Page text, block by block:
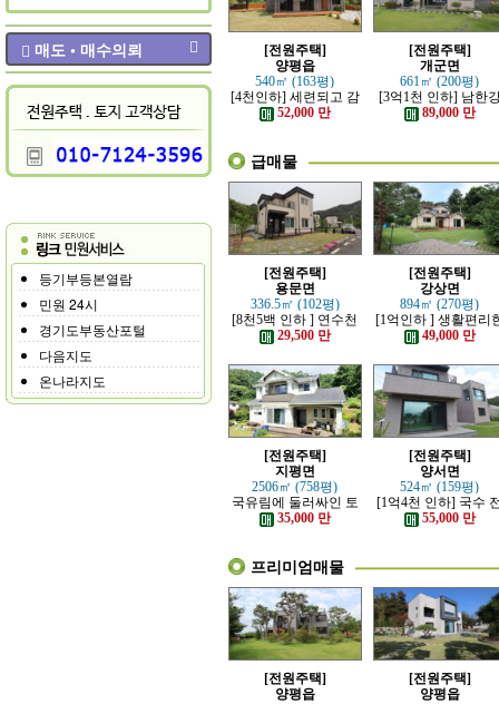
매도 • 매수의뢰
등기부등본열람
민원 24시
경기도부동산포털
다음지도
온나라지도
[전원주택]
양평읍
540㎡ (163평)
[4천인하] 세련되고 감
각적인 모던한 전원주
52,000 만
[전원주택]
개군면
661㎡ (200평)
[3억1천 인하] 남한
조망 좋은 모던한 고
전원주택
89,000 만
급매물
[전원주택]
용문면
336.5㎡ (102평)
[8천5백 인하 ] 연수천
가까운 튼튼하게 잘지
은 전원주택
29,500 만
[전원주택]
강상면
894㎡ (270평)
[1억인하 ] 생활편리
정남향의 관리 잘된
49,000 만
[전원주택]
지평면
2506㎡ (758평)
국유림에 둘러싸인 토
지 넓은 전원주택
35,000 만
[전원주택]
양서면
524㎡ (159평)
[1억4천 인하] 국수
철역 인근 제대로 잘
은 신축 전원주택
55,000 만
프리미엄매물
[전원주택]
양평읍
[전원주택]
양평읍